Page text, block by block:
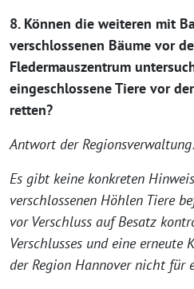
8. Können die weiteren mit
verschlossenen Bäume vor
Fledermauszentrum
eingeschlossene Tiere vor
retten?
Antwort der
Es gibt keine konkreten
verschlossenen Höhlen Tiere
vor Verschluss auf Besatz
Verschlusses und eine
der Region Hannover nicht für